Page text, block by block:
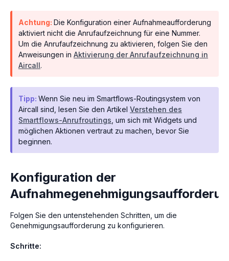
Achtung: Die Konfiguration einer Aufnahmeaufforderung
aktiviert nicht die Anrufaufzeichnung für eine Nummer.
Um die Anrufaufzeichnung zu aktivieren, folgen Sie den
Anweisungen in Aktivierung der Anrufaufzeichnung in
Aircall.
Tipp: Wenn Sie neu im Smartflows-Routingsystem von
Aircall sind, lesen Sie den Artikel Verstehen des
Smartflows-Anrufroutings , um sich mit Widgets und
möglichen Aktionen vertraut zu machen, bevor Sie
beginnen.
Konfiguration der
Folgen Sie den untenstehenden Schritten, um die
Genehmigungsaufforderung zu konfigurieren.
Schritte: